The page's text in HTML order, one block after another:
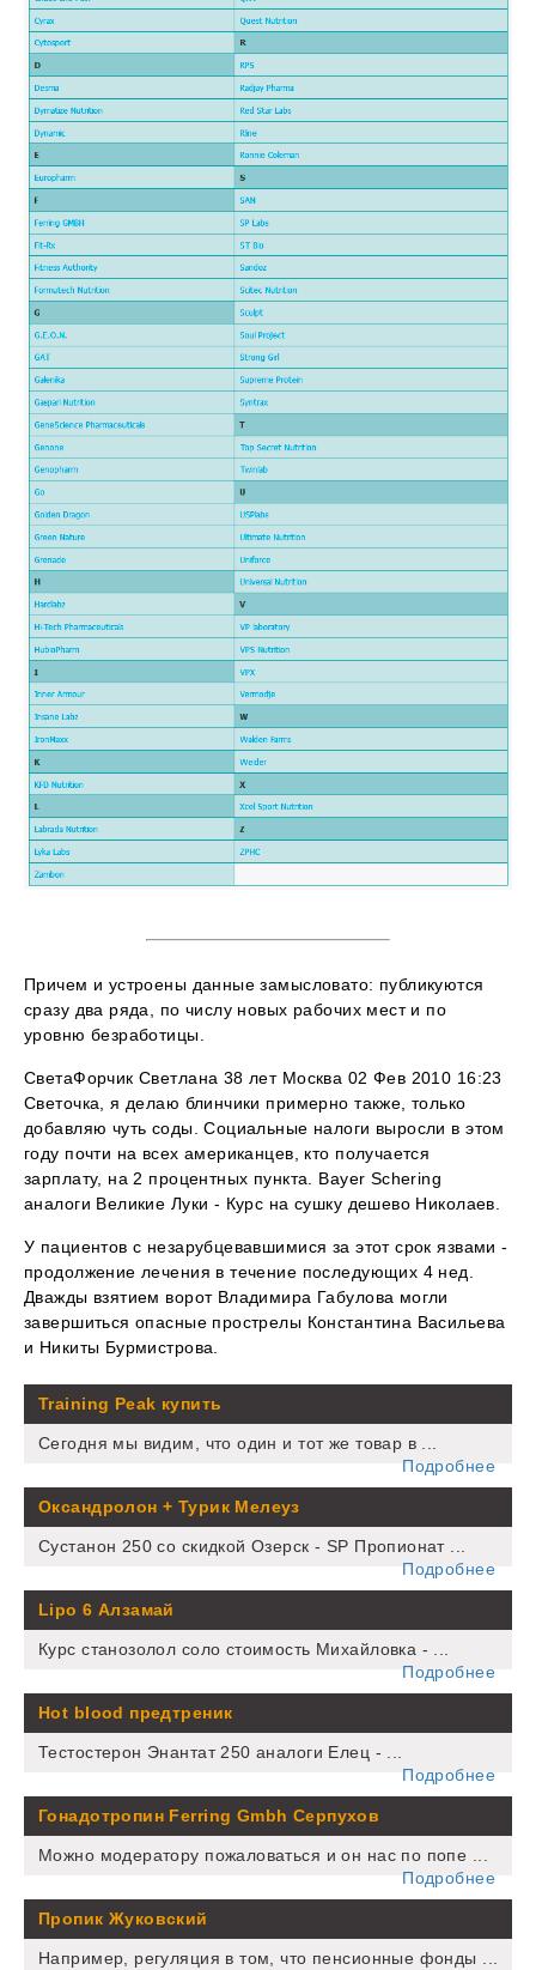
Причем и устроены данные замысловато: публикуются
сразу два ряда, по числу новых рабочих мест и по
уровню безработицы.
СветаФорчик Светлана 38 лет Москва 02 Фев 2010 16:23
Светочка, я делаю блинчики примерно также, только
добавляю чуть соды. Социальные налоги выросли в этом
году почти на всех американцев, кто получается
зарплату, на 2 процентных пункта. Bayer Schering
аналоги Великие Луки - Курс на сушку дешево Николаев.
У пациентов с незарубцевавшимися за этот срок язвами -
продолжение лечения в течение последующих 4 нед.
Дважды взятием ворот Владимира Габулова могли
завершиться опасные прострелы Константина Васильева
и Никиты Бурмистрова.
Training Peak купить
Сегодня мы видим, что один и тот же товар в ...
Подробнее
Оксандролон + Турик Мелеуз
Сустанон 250 со скидкой Озерск - SP Пропионат ...
Подробнее
Lipo 6 Алзамай
Курс станозолол соло стоимость Михайловка - ...
Подробнее
Hot blood предтреник
Тестостерон Энантат 250 аналоги Елец - ...
Подробнее
Гонадотропин Ferring Gmbh Серпухов
Можно модератору пожаловаться и он нас по попе ...
Подробнее
Пропик Жуковский
Например, регуляция в том, что пенсионные фонды ...